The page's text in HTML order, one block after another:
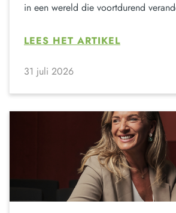
in een wereld die voortdurend
LEES HET ARTIKEL
31 juli 2026